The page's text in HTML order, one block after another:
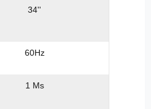
34''
60Hz
1 Ms